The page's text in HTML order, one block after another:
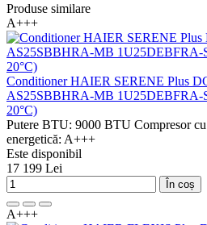
Produse similare
A+++
Conditioner HAIER SERENE Plus
AS25SBBHRA-MB 1U25DEBFRA-
20°C)
Putere BTU: 9000 BTU Compresor
energetică: A+++
Este disponibil
17 199 Lei
În coș
A+++